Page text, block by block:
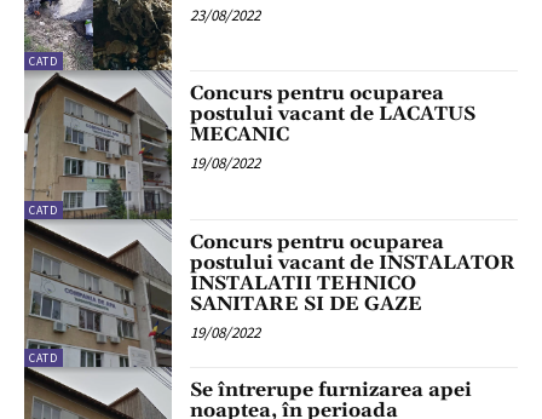
CATD
23/08/2022
CATD
Concurs pentru ocuparea
postului vacant de LACATUS
MECANIC
19/08/2022
CATD
Concurs pentru ocuparea
postului vacant de INSTALATOR
INSTALATII TEHNICO
SANITARE SI DE GAZE
19/08/2022
Se întrerupe furnizarea apei
noaptea, în perioada